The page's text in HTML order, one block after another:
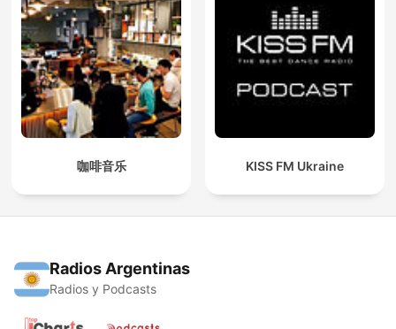
咖啡音乐 KISS FM Ukraine
Radios Argentinas
Radios y Podcasts